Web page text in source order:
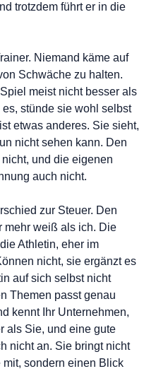
trotzdem führt er in die
Niemand käme auf
Schwäche zu halten.
meist nicht besser als
stünde sie wohl selbst
etwas anderes. Sie sieht,
nicht sehen kann. Den
und die eigenen
auch nicht.
zur Steuer. Den
mehr weiß als ich. Die
Athletin, eher im
nicht, sie ergänzt es
auf sich selbst nicht
Themen passt genau
kennt Ihr Unternehmen,
als Sie, und eine gute
nicht an. Sie bringt nicht
sondern einen Blick